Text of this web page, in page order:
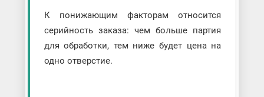
К понижающим факторам относится
серийность заказа: чем больше партия
для обработки, тем ниже будет цена на
одно отверстие.